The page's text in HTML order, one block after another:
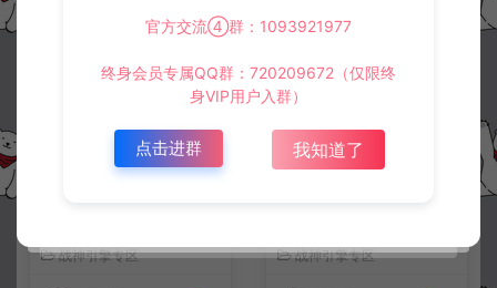
战神引擎专区
战神引擎专区
官方交流④群：1093921977
终身会员专属QQ群：720209672（仅限终
身VIP用户入群）
点击进群 我知道了